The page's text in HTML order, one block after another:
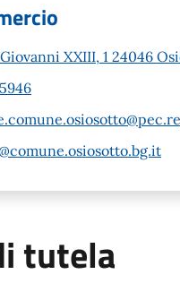
XXIII, 1 24046
tutela